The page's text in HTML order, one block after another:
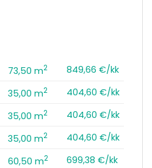
73,50 m2
849,66 €/kk
35,00 m2
404,60 €/kk
35,00 m2
404,60 €/kk
35,00 m2
404,60 €/kk
60,50 m2
699,38 €/kk